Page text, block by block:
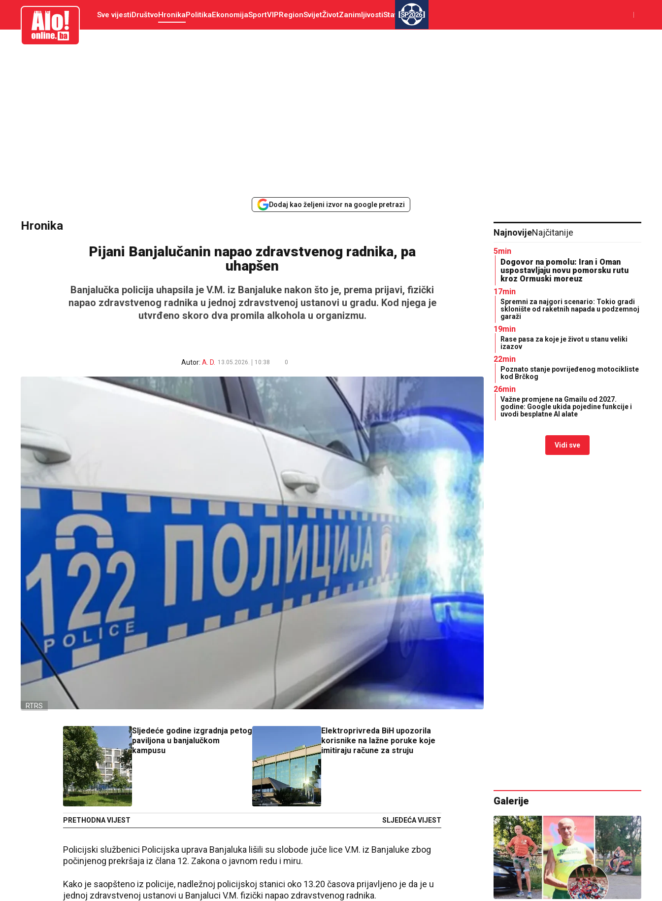
aloonline.ba Sve vijestiDruštvoHronikaPolitikaEkonomijaSportVIPRegionSvijetŽivotZanimljivostiStav SP2026
Dodaj kao željeni izvor na google pretrazi
Hronika
Pijani Banjalučanin napao zdravstvenog radnika, pa
uhapšen
Banjalučka policija uhapsila je V.M. iz Banjaluke nakon što je, prema prijavi, fizički
napao zdravstvenog radnika u jednoj zdravstvenoj ustanovi u gradu. Kod njega je
utvrđeno skoro dva promila alkohola u organizmu.
Autor: A. D. 13.05.2026. 10:38 0
RTRS
Sljedeće godine izgradnja petog
paviljona u banjalučkom
kampusu
PRETHODNA VIJEST
Elektroprivreda BiH upozorila
korisnike na lažne poruke koje
imitiraju račune za struju
SLJEDEĆA VIJEST
Policijski službenici Policijska uprava Banjaluka lišili su slobode juče lice V.M. iz Banjaluke zbog
počinjenog prekršaja iz člana 12. Zakona o javnom redu i miru.
Kako je saopšteno iz policije, nadležnoj policijskoj stanici oko 13.20 časova prijavljeno je da je u
jednoj zdravstvenoj ustanovi u Banjaluci V.M. fizički napao zdravstvenog radnika.
NajnovijeNajčitanije
5min
Dogovor na pomolu: Iran i Oman
uspostavljaju novu pomorsku rutu
kroz Ormuski moreuz
17min
Spremni za najgori scenario: Tokio gradi
sklonište od raketnih napada u podzemnoj
garaži
19min
Rase pasa za koje je život u stanu veliki
izazov
22min
Poznato stanje povrijeđenog motocikliste
kod Brčkog
26min
Važne promjene na Gmailu od 2027.
godine: Google ukida pojedine funkcije i
uvodi besplatne AI alate
Vidi sve
Galerije